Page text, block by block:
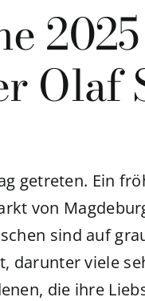
2025
Olaf
getreten. Ein
von
sind auf
darunter viele
die ihre